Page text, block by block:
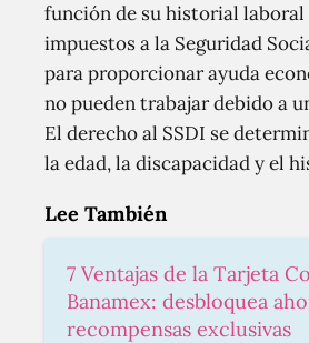
función de su historial laboral
impuestos a la Seguridad
para proporcionar ayuda
no pueden trabajar debido a
El derecho al SSDI se
la edad, la discapacidad y el
Lee También
7 Ventajas de la Tarjeta
Banamex: desbloquea
recompensas exclusivas